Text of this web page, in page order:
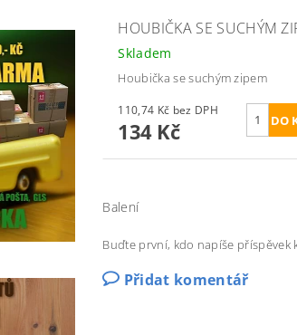
HOUBIČKA SE SUCHÝM
Skladem
Houbička se suchým zipem
110,74 Kč bez DPH
134 Kč
Balení
Buďte první, kdo napíše příspěvek
Přidat komentář